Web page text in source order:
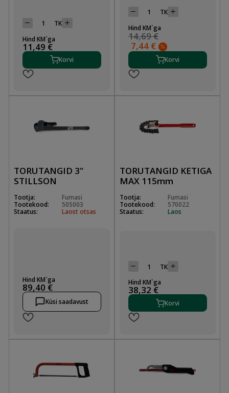
TK
Hind KM`ga
11,49 €
Korvi
TK
Hind KM`ga
14,69 €
7,44 €
Korvi
TORUTANGID 3"
STILLSON
Tootja:
Fumasi
Tootekood:
505003
Staatus:
Laost otsas
Hind KM`ga
89,40 €
Küsi saadavust
TORUTANGID KETIGA
MAX 115mm
Tootja:
Fumasi
Tootekood:
570022
Staatus:
Laos
TK
Hind KM`ga
38,32 €
Korvi